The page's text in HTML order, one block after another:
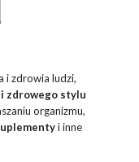
i zdrowia ludzi,
zdrowego stylu
organizmu,
i inne